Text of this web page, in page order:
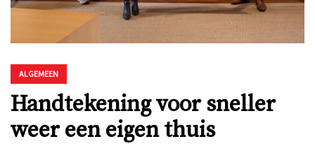
ALGEMEEN
Handtekening voor sneller
weer een eigen thuis